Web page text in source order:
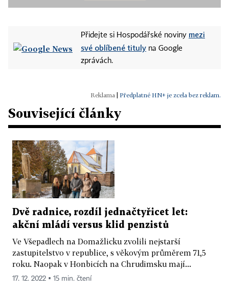
Přidejte si Hospodářské noviny mezi
své oblíbené tituly na Google
zprávách.
Předplatné HN+ je zcela bez reklam.
Související články
Dvě radnice, rozdíl jednačtyřicet let:
akční mládí versus klid penzistů
Ve Všepadlech na Domažlicku zvolili nejstarší
zastupitelstvo v republice, s věkovým průměrem 71,5
roku. Naopak v Honbicích na Chrudimsku mají...
17. 12. 2022 ▪ 15 min. čtení